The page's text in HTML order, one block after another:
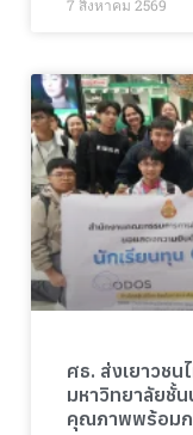
7 สิงหาคม 2569
ศธ. ส่งเยาวชน
มหาวิทยาลัยชั้
คุณภาพพร้อมก